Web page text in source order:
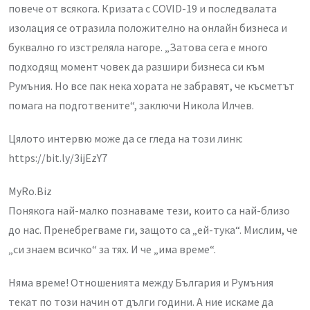
повече от всякога. Кризата с COVID-19 и последвалата
изолация се отразила положително на онлайн бизнеса и
буквално го изстреляла нагоре. „Затова сега е много
подходящ момент човек да разшири бизнеса си към
Румъния. Но все пак нека хората не забравят, че късметът
помага на подготвените“, заключи Никола Илчев.
Цялото интервю може да се гледа на този линк:
https://bit.ly/3ijEzY7
MyRo.Biz
Понякога най-малко познаваме тези, които са най-близо
до нас. Пренебрегваме ги, защото са „ей-тука“. Мислим, че
„си знаем всичко“ за тях. И че „има време“.
Няма време! Отношенията между България и Румъния
текат по този начин от дълги години. А ние искаме да